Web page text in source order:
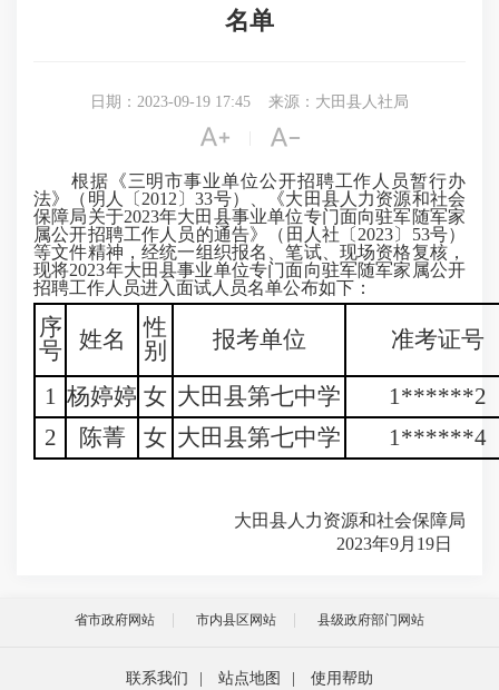
名单
日期：2023-09-19 17:45 来源：大田县人社局
 
根据《三明市事业单位公开招聘工作人员暂行办
法》（明人〔2012〕33号）、《大田县人力资源和社会
保障局关于2023年大田县事业单位专门面向驻军随军家
属公开招聘工作人员的通告》（田人社〔2023〕53号）
等文件精神，经统一组织报名、笔试、现场资格复核，
现将2023年大田县事业单位专门面向驻军随军家属公开
招聘工作人员进入面试人员名单公布如下：
序
号
姓名
性
别
报考单位 准考证号
1 杨婷婷 女 大田县第七中学
1******2
2
陈菁 女 大田县第七中学 1******4
大田县人力资源和社会保障局
2023年9月19日
省市政府网站 市内县区网站 县级政府部门网站
联系我们 站点地图 使用帮助